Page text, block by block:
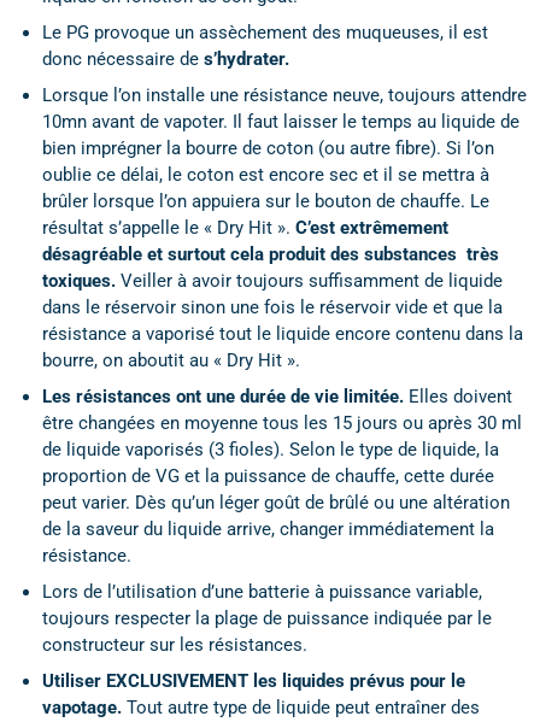
Le PG provoque un assèchement des muqueuses, il est
donc nécessaire de s’hydrater.
Lorsque l’on installe une résistance neuve, toujours attendre
10mn avant de vapoter. Il faut laisser le temps au liquide de
bien imprégner la bourre de coton (ou autre fibre). Si l’on
oublie ce délai, le coton est encore sec et il se mettra à
brûler lorsque l’on appuiera sur le bouton de chauffe. Le
résultat s’appelle le « Dry Hit ». C’est extrêmement
désagréable et surtout cela produit des substances très
toxiques. Veiller à avoir toujours suffisamment de liquide
dans le réservoir sinon une fois le réservoir vide et que la
résistance a vaporisé tout le liquide encore contenu dans la
bourre, on aboutit au « Dry Hit ».
Les résistances ont une durée de vie limitée. Elles doivent
être changées en moyenne tous les 15 jours ou après 30 ml
de liquide vaporisés (3 fioles). Selon le type de liquide, la
proportion de VG et la puissance de chauffe, cette durée
peut varier. Dès qu’un léger goût de brûlé ou une altération
de la saveur du liquide arrive, changer immédiatement la
résistance.
Lors de l’utilisation d’une batterie à puissance variable,
toujours respecter la plage de puissance indiquée par le
constructeur sur les résistances.
Utiliser EXCLUSIVEMENT les liquides prévus pour le
vapotage. Tout autre type de liquide peut entraîner des